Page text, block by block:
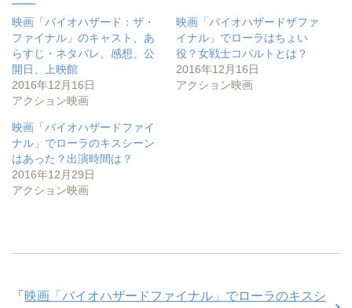
t
e
r
で
共
有
(
新
し
い
ウ
ン
ド
ウ
で
開
き
ま
す
す
る
に
は
ク
リ
ッ
ク
し
て
だ
さ
い
(
新
し
い
ウ
ィ
き
e
+
で
共
有
し
い
ン
ド
ウ
で
開
き
ま
映画「バイオハザード：ザ・
ファイナル」のキャスト、あ
らすじ・ネタバレ、感想、公
開日、上映館
2016年12月16日
アクション映画
映画「バイオハザードザファ
イナル」でローラはちょい
役？女戦士コバルトとは？
2016年12月16日
アクション映画
映画「バイオハザードファイ
ナル」でローラのキスシーン
はあった？出演時間は？
2016年12月29日
アクション映画
「 映画「バイオハザードファイナル」でローラのキスシ